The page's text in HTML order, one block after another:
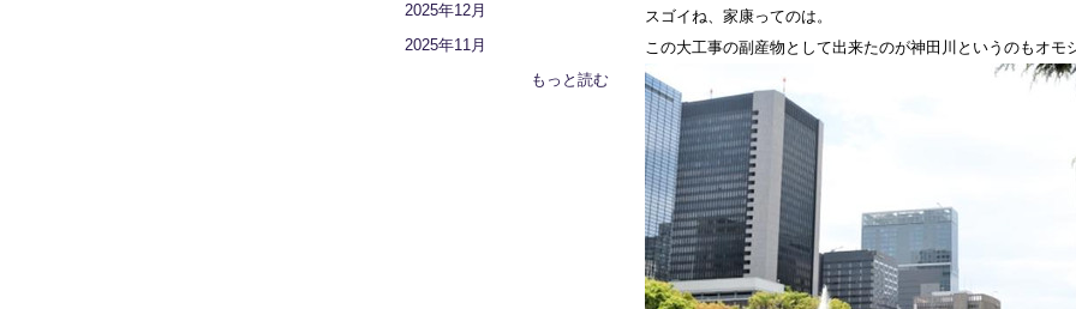
2025年12月
2025年11月
もっと読む
スゴイね、家康ってのは。
この大工事の副産物として出来たのが神田川というのもオモ